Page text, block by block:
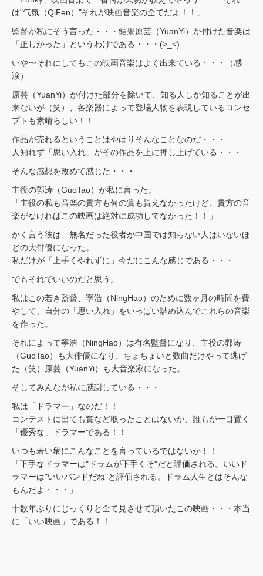
は"气氛（QiFen）"それが映画音楽の全てだよ！！」
監督が私にそう言った・・・結果原芸（YuanYi）が付けた音楽は
「正しかった」というわけである・・・(>_<)
いや〜それにしてもこの映画音楽はよく出来ている・・・（感
涙）
原芸（YuanYi）が付けた部分を除いて、知る人しか知ることが出
来ないが（笑）、各楽器によって登場人物を表現しているコンセ
プトも素晴らしい！！
作品が売れるということはやはりそんなことなのだ・・・
人知れず「思い入れ」がその作品を上に押し上げている・・・
そんな感想を改めて感じた・・・
主役の郭涛（GuoTao）が私に言った。
「主役の私も音楽の貴方も何の賞も貰えなかったけど、貴方の音
楽がなければこの映画は絶対に成功してなかった！！」
かく言う彼は、無名だった役者が中国では知らない人はいないほ
どの大俳優になった。
私だけが「上手くやれずに」今だにこんな感じである・・・
でもそれでいいのだと思う。
私はこの若き監督、寧浩（NingHao）のために数ヶ月の時間を費
やして、自分の「思い入れ」をいっぱい詰め込んでこれらの音楽
を作った。
それによって寧浩（NingHao）は有名監督になり、主役の郭涛
（GuoTao）も大俳優になり、ちょちょいと数曲だけやって逃げ
た（笑）原芸（YuanYi）も大音楽家になった。
そしてみんなが私に感謝している・・・
私は「ドラマー」なのだ！！
コンテストに出ても賞など取ったことはないが、誰もが一目置く
「優秀な」ドラマーである！！
いつも若い衆にこんなことを言っているではないか！！
「下手なドラマーは"ドラムが下手くそ"だと評価される。いいド
ラマーは"いいバンドだね"と評価される。ドラム人生とはそんな
もんだよ・・・」
十数年ぶりにじっくりと全て見させて頂いたこの映画・・・本当
に「いい映画」である！！